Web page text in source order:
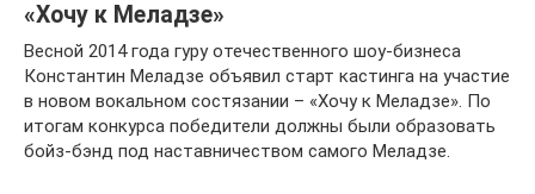
«Хочу к Меладзе»
Весной 2014 года гуру отечественного шоу-бизнеса
Константин Меладзе объявил старт кастинга на участие
в новом вокальном состязании – «Хочу к Меладзе». По
итогам конкурса победители должны были образовать
бойз-бэнд под наставничеством самого Меладзе.